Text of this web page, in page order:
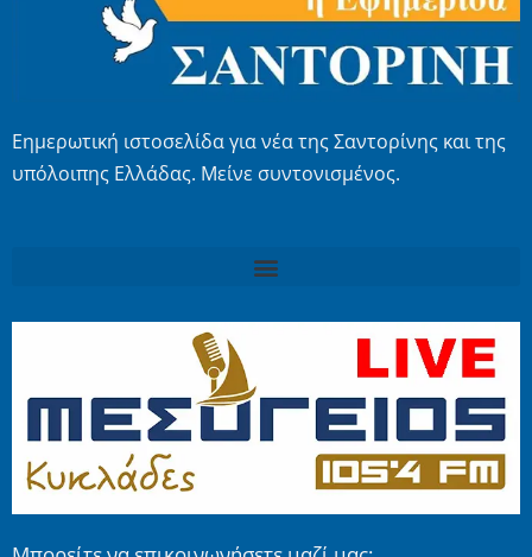
Εημερωτική ιστοσελίδα για νέα της Σαντορίνης και της
υπόλοιπης Ελλάδας. Μείνε συντονισμένος.